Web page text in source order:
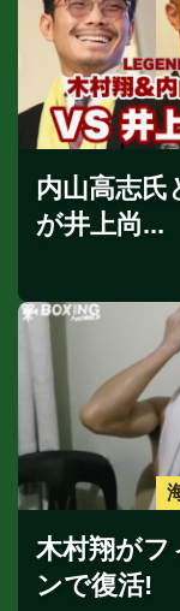
内山高志氏
が井上尚...
木村翔がフ
ンで復活!